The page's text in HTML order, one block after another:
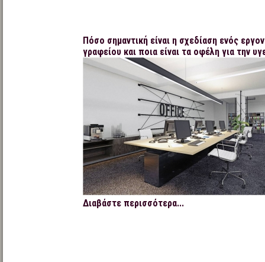
Πόσο σημαντική είναι η σχεδίαση ενός
γραφείου και ποια είναι τα οφέλη για την
Διαβάστε περισσότερα...